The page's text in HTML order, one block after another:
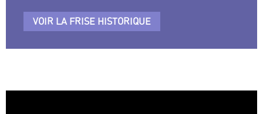
VOIR LA FRISE HISTORIQUE